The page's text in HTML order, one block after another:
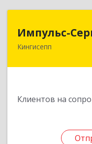
Импульс-
Кингисепп
Клиентов на
188480,